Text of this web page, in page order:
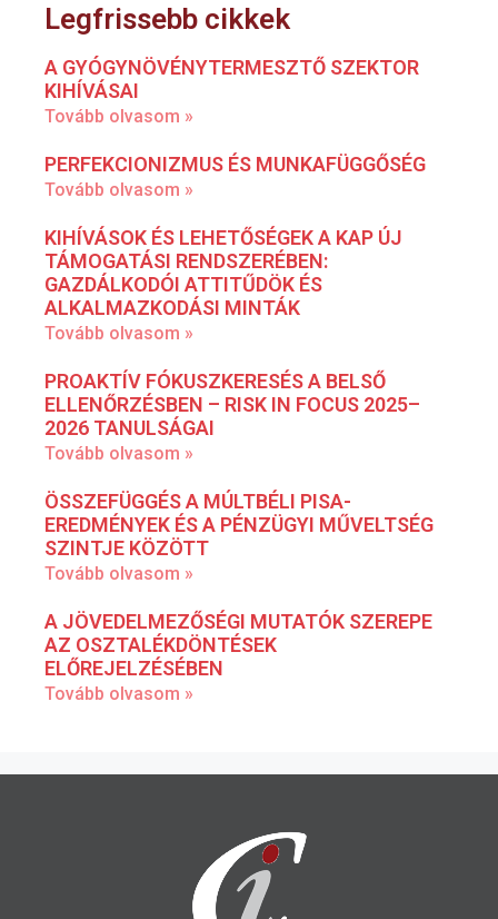
Legfrissebb cikkek
A GYÓGYNÖVÉNYTERMESZTŐ SZEKTOR
KIHÍVÁSAI
Tovább olvasom »
PERFEKCIONIZMUS ÉS MUNKAFÜGGŐSÉG
Tovább olvasom »
KIHÍVÁSOK ÉS LEHETŐSÉGEK A KAP ÚJ
TÁMOGATÁSI RENDSZERÉBEN:
GAZDÁLKODÓI ATTITŰDÖK ÉS
ALKALMAZKODÁSI MINTÁK
Tovább olvasom »
PROAKTÍV FÓKUSZKERESÉS A BELSŐ
ELLENŐRZÉSBEN – RISK IN FOCUS 2025–
2026 TANULSÁGAI
Tovább olvasom »
ÖSSZEFÜGGÉS A MÚLTBÉLI PISA-
EREDMÉNYEK ÉS A PÉNZÜGYI MŰVELTSÉG
SZINTJE KÖZÖTT
Tovább olvasom »
A JÖVEDELMEZŐSÉGI MUTATÓK SZEREPE
AZ OSZTALÉKDÖNTÉSEK
ELŐREJELZÉSÉBEN
Tovább olvasom »